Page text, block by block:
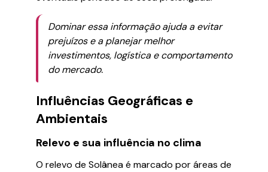
Dominar essa informação ajuda a evitar
prejuízos e a planejar melhor
investimentos, logística e comportamento
do mercado.
Influências Geográficas e
Ambientais
Relevo e sua influência no clima
O relevo de Solânea é marcado por áreas de